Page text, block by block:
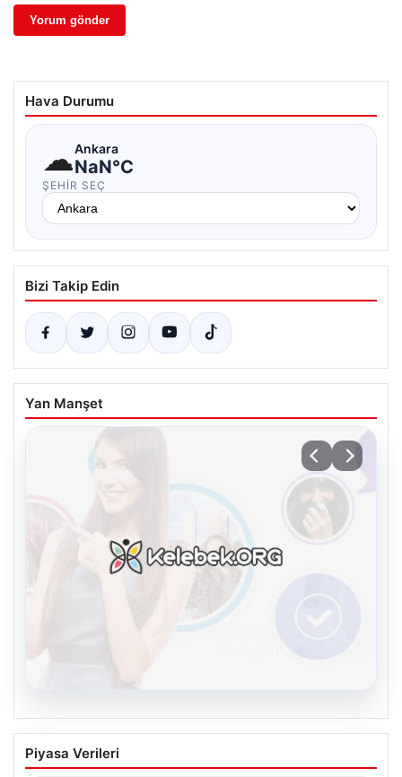
Hava Durumu
☁Ankara
NaN°C
ŞEHIR SEÇ
Bizi Takip Edin
Yan Manşet
Kelebek sohbet platformu İle Dijital
İletişimin Güvenli Adresi Ve Chat
Piyasa Verileri